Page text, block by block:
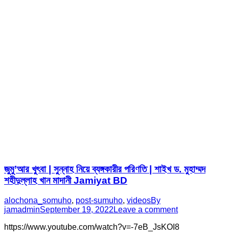
জুমু’আর খুৎবা | সুন্নাহ নিয়ে ব্যঙ্গকারীর পরিণতি | শাইখ ড. মুহাম্মদ
শহীদুল্লাহ খান মাদানী Jamiyat BD
alochona_somuho, post-sumuho, videosBy
jamadminSeptember 19, 2022 Leave a comment
https://www.youtube.com/watch?v=-7eB_JsKOI8